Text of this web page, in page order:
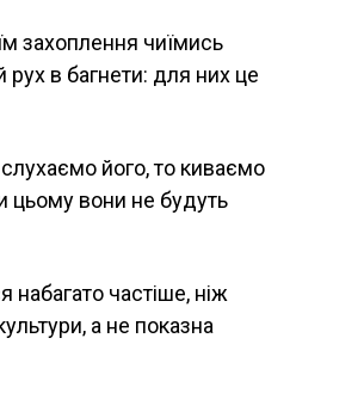
захоплення чиїмись
в багнети: для них це
його, то киваємо
цьому вони не будуть
частіше, ніж
а не показна